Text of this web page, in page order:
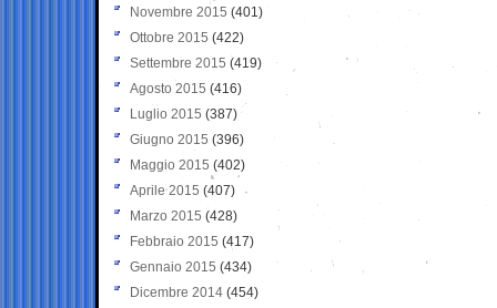
Novembre 2015 (401)
Ottobre 2015 (422)
Settembre 2015 (419)
Agosto 2015 (416)
Luglio 2015 (387)
Giugno 2015 (396)
Maggio 2015 (402)
Aprile 2015 (407)
Marzo 2015 (428)
Febbraio 2015 (417)
Gennaio 2015 (434)
Dicembre 2014 (454)